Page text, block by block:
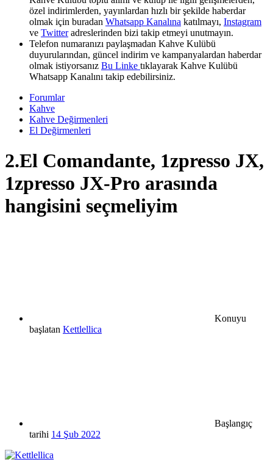
özel indirimlerden, yayınlardan hızlı bir şekilde haberdar
olmak için buradan Whatsapp Kanalına katılmayı, Instagram
ve Twitteradreslerinden bizi takip etmeyi unutmayın.
Telefon numaranızı paylaşmadan Kahve Kulübü
duyurularından, güncel indirim ve kampanyalardan haberdar
olmak istiyorsanız Bu Linke tıklayarak Kahve Kulübü
Whatsapp Kanalını takip edebilirsiniz.
Forumlar
Kahve
Kahve Değirmenleri
El Değirmenleri
2.El Comandante, 1zpresso JX,
1zpresso JX-Pro arasında
hangisini seçmeliyim
Konuyu
başlatan Kettlellica
Başlangıç
tarihi 14 Şub 2022